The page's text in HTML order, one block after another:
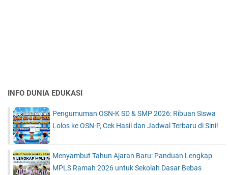
INFO DUNIA EDUKASI
Pengumuman OSN-K SD & SMP 2026: Ribuan Siswa
Lolos ke OSN-P, Cek Hasil dan Jadwal Terbaru di Sini!
Menyambut Tahun Ajaran Baru: Panduan Lengkap
MPLS Ramah 2026 untuk Sekolah Dasar Bebas